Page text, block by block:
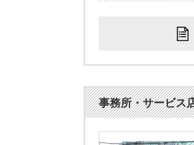
事務所・サービ